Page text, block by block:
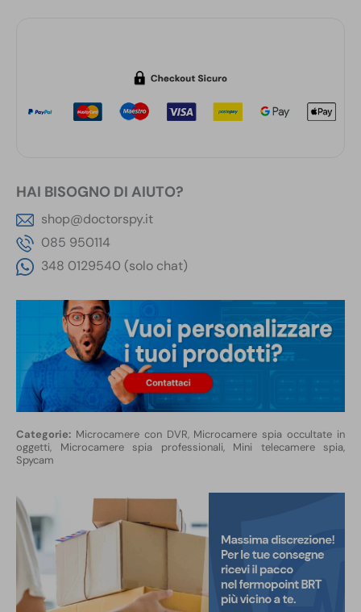
HAI BISOGNO DI AIUTO?
shop@doctorspy.it
085 950114
348 0129540 (solo chat)
Microcamere con DVR, Microcamere spia occultate in
oggetti, Microcamere spia professionali, Mini telecamere spia,
Spycam